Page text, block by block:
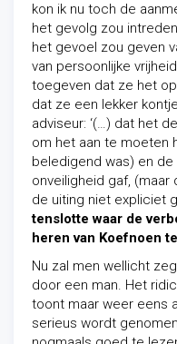
kon ik nu toch de
het gevolg zou
het gevoel zou geven
van persoonlijke
toegeven dat ze het
dat ze een lekker
adviseur: ‘(…) dat het
om het aan te moeten
beledigend was) en
onveiligheid gaf,
de uiting niet expliciet
tenslotte waar de
heren van Koefnoen
Nu zal men wellicht
door een man. Het
toont maar weer eens
serieus wordt